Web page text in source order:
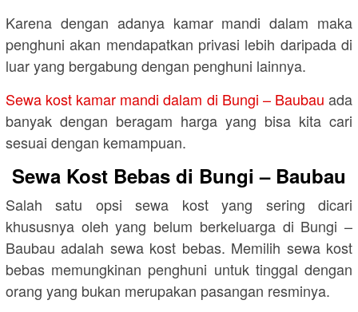
Karena dengan adanya kamar mandi dalam maka
penghuni akan mendapatkan privasi lebih daripada di
luar yang bergabung dengan penghuni lainnya.
Sewa kost kamar mandi dalam di Bungi – Baubau ada
banyak dengan beragam harga yang bisa kita cari
sesuai dengan kemampuan.
Sewa Kost Bebas di Bungi – Baubau
Salah satu opsi sewa kost yang sering dicari
khususnya oleh yang belum berkeluarga di Bungi –
Baubau adalah sewa kost bebas. Memilih sewa kost
bebas memungkinan penghuni untuk tinggal dengan
orang yang bukan merupakan pasangan resminya.